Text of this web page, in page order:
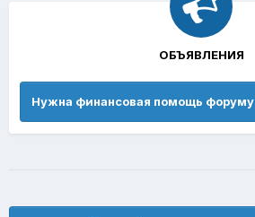
ОБЪЯВЛЕНИЯ
Нужна финансовая помощь форуму